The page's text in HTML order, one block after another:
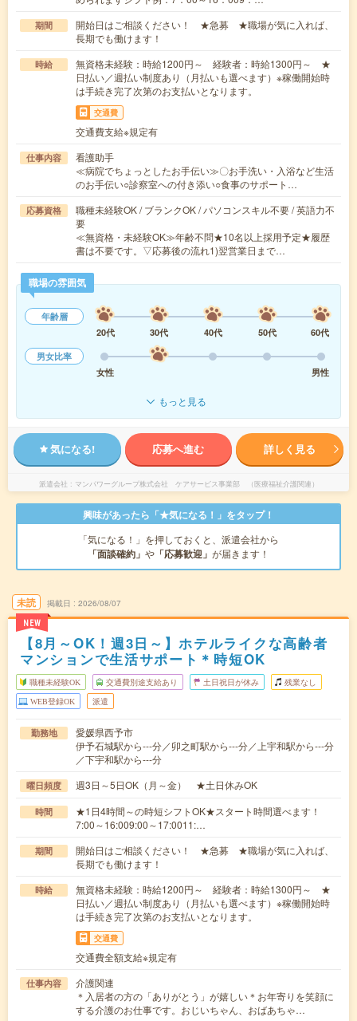
期間
開始日はご相談ください！ ★急募 ★職場が気に入れば、
長期でも働けます！
時給
無資格未経験：時給1200円～ 経験者：時給1300円～ ★
日払い／週払い制度あり（月払いも選べます）※稼働開始時
は手続き完了次第のお支払いとなります。
交通費
交通費支給※規定有
仕事内容
看護助手
≪病院でちょっとしたお手伝い≫〇お手洗い・入浴など生活
のお手伝い○診察室への付き添い○食事のサポート…
応募資格
職種未経験OK / ブランクOK / パソコンスキル不要 / 英語力不
要
≪無資格・未経験OK≫年齢不問★10名以上採用予定★履歴
書は不要です。▽応募後の流れ1)翌営業日まで…
職場の雰囲気
年齢層
20代
30代 40代 50代
60代
男女比率
女性
男性
もっと見る
気になる! 応募へ進む 詳しく見る
派遣会社 マンパワーグループ株式会社 ケアサービス事業部 （医療福祉介護関連）
興味があったら「★気になる！」をタップ！
「気になる！」を押しておくと、派遣会社から
「面談確約」 や 「応募歓迎」 が届きます！
未読
NEW
掲載日 2026/08/07
【8月～OK！週3日～】ホテルライクな高齢者
マンションで生活サポート＊時短OK
職種未経験OK 交通費別途支給あり 土日祝日が休み 残業なし
WEB登録OK 派遣
勤務地
愛媛県西予市
伊予石城駅から---分／卯之町駅から---分／上宇和駅から---分
／下宇和駅から---分
曜日頻度 週3日～5日OK（月～金） ★土日休みOK
時間
★1日4時間～の時短シフトOK★スタート時間選べます！
7:00～16:009:00～17:0011:…
期間
開始日はご相談ください！ ★急募 ★職場が気に入れば、
長期でも働けます！
時給
無資格未経験：時給1200円～ 経験者：時給1300円～ ★
日払い／週払い制度あり（月払いも選べます）※稼働開始時
は手続き完了次第のお支払いとなります。
交通費
交通費全額支給※規定有
仕事内容
介護関連
＊入居者の方の「ありがとう」が嬉しい＊お年寄りを笑顔に
する介護のお仕事です。おじいちゃん、おばあちゃ…